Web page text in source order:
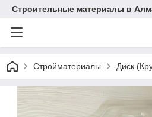
Строительные материалы в
Стройматериалы Диск